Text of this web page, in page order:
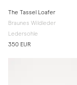
The Tassel Loafer
Braunes Wildleder
Ledersohle
350 EUR